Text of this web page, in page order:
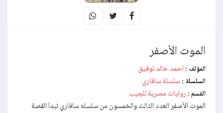
الموت الأصفر
المؤلف : أحمد خالد توفيق
السلسلة : سلسلة سافاري
القسم : روايات مصرية للجيب
الموت الأصفر العدد الثالث والخمسون من سلسله سافاري تبدأ القصة